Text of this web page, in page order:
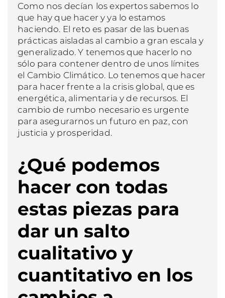
Como nos decían los expertos sabemos lo
que hay que hacer y ya lo estamos
haciendo. El reto es pasar de las buenas
prácticas aisladas al cambio a gran escala y
generalizado. Y tenemos que hacerlo no
sólo para contener dentro de unos límites
el Cambio Climático. Lo tenemos que hacer
para hacer frente a la crisis global, que es
energética, alimentaria y de recursos. El
cambio de rumbo necesario es urgente
para asegurarnos un futuro en paz, con
justicia y prosperidad.
¿Qué podemos
hacer con todas
estas piezas para
dar un salto
cualitativo y
cuantitativo en los